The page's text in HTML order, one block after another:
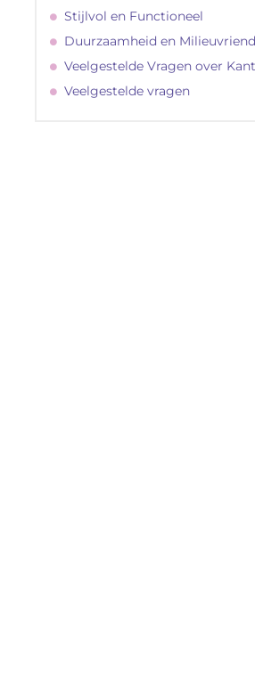
Stijlvol en Functioneel
Duurzaamheid en
Veelgestelde vragen